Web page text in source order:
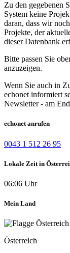
Zu den gegebenen
System keine
daran, dass wir
Projekte, der
dieser Datenbank
Bitte passen Sie
anzuzeigen.
Wenn Sie auch in
echonet informiert
Newsletter - am
echonet anrufen
0043 1 512 26 95
Lokale Zeit in
06:06 Uhr
Mein Land
Österreich